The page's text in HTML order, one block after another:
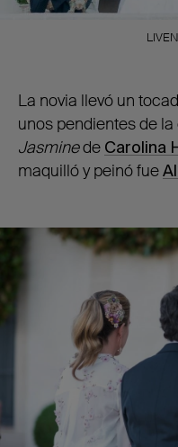
La novia llevó un
unos pendientes de
Jasminede Carolina
maquilló y peinó fue